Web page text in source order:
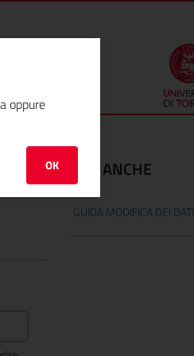
oppure
OK VEDI ANCHE
GUIDA MODIFICA DEI DATI